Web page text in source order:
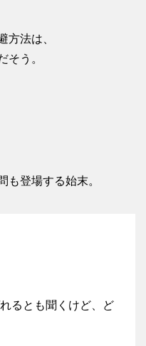
方法は、
そう。
も登場する始末。
るとも聞くけど、ど